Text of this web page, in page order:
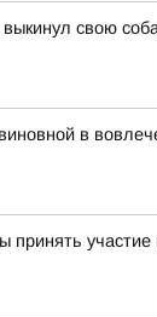
свою
в